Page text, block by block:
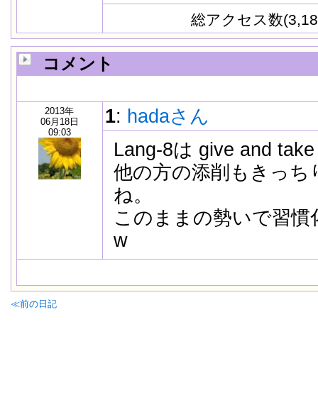
総アクセス数
コメント
2013年
06月18日
09:03
1: hadaさん
Lang-8は give and
他の方の添削もきっ
ね。
このままの勢いで習
w
≪前の日記